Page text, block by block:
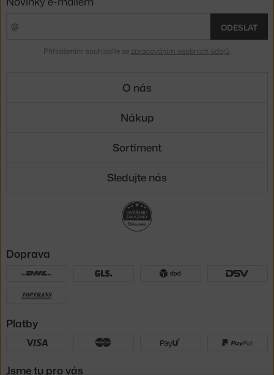
ODESLAT
Přihlášením souhlasíte se zpracováním osobních údajů
O nás
Nákup
Sortiment
Sledujte nás
Doprava
Platby
Jsme tu pro vás